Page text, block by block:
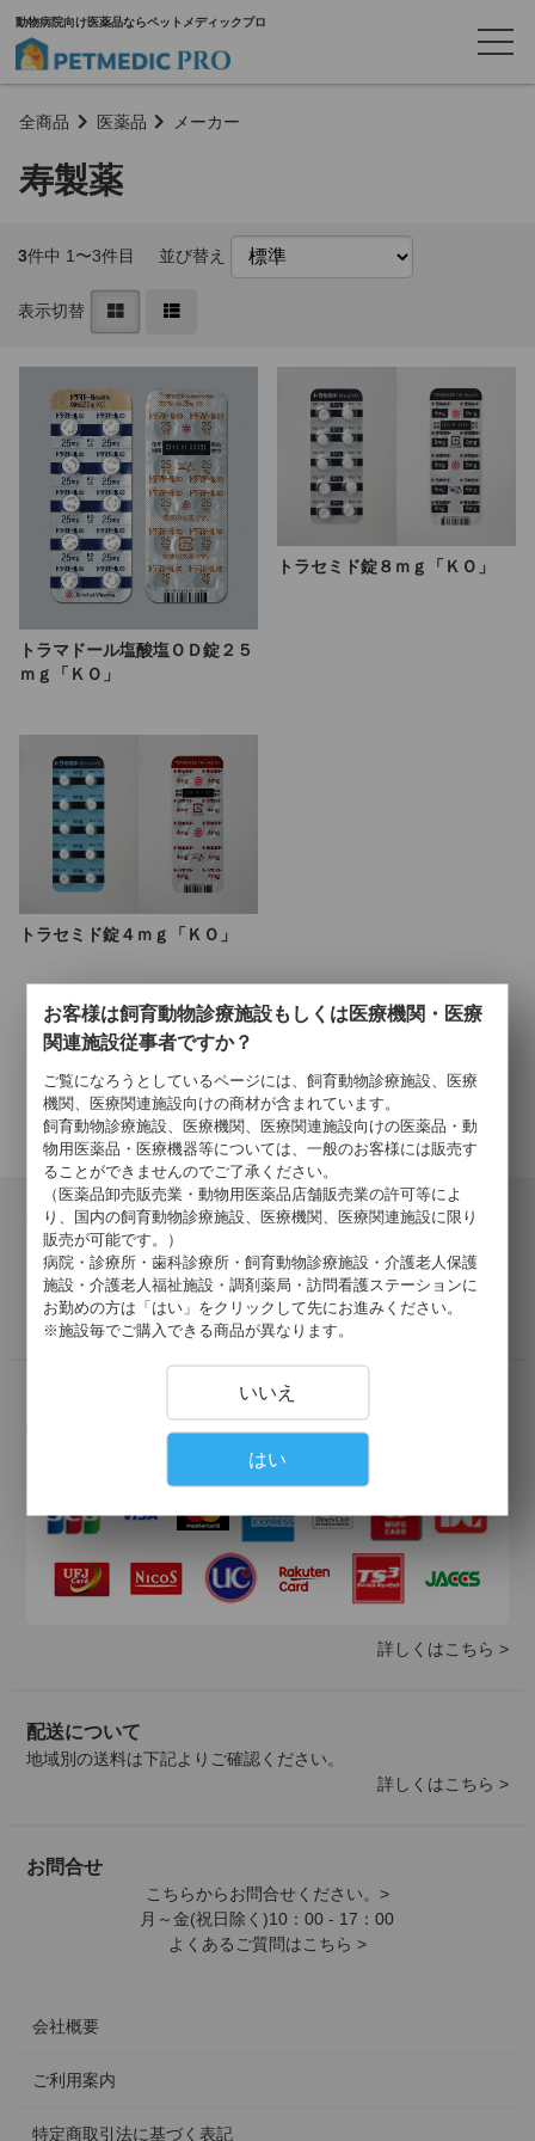
動物病院向け医薬品ならペットメディックプロ
全商品 医薬品 メーカー
寿製薬
3件中 1〜3件目 並び替え
表示切替
トラマドール塩酸塩ＯＤ錠２５
ｍｇ「ＫＯ」
トラセミド錠８ｍｇ「ＫＯ」
トラセミド錠４ｍｇ「ＫＯ」
3件中 1〜3件目
会員登録について
当サイトでの購入には会員登録が必要となります。
登録の認証が済みましたら、会員登録完了のご報告を、ご登録
メールアドレス宛にご連絡いたします。
詳しくはこちら >
掛け払い・クレジットカード・代引きがご利用いただけます。
以下のクレジットカードがご利用可能です。
詳しくはこちら >
配送について
地域別の送料は下記よりご確認ください。
詳しくはこちら >
お問合せ
こちらからお問合せください。>
月～金(祝日除く)10：00 - 17：00
よくあるご質問はこちら >
会社概要
ご利用案内
特定商取引法に基づく表記
お客様は飼育動物診療施設もしくは医療機関・医療
関連施設従事者ですか？
ご覧になろうとしているページには、飼育動物診療施設、医療
機関、医療関連施設向けの商材が含まれています。
飼育動物診療施設、医療機関、医療関連施設向けの医薬品・動
物用医薬品・医療機器等については、一般のお客様には販売す
ることができませんのでご了承ください。
（医薬品卸売販売業・動物用医薬品店舗販売業の許可等によ
り、国内の飼育動物診療施設、医療機関、医療関連施設に限り
販売が可能です。）
病院・診療所・歯科診療所・飼育動物診療施設・介護老人保護
施設・介護老人福祉施設・調剤薬局・訪問看護ステーションに
お勤めの方は「はい」をクリックして先にお進みください。
※施設毎でご購入できる商品が異なります。
いいえ
はい